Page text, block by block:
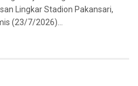
Lingkar Stadion Pakansari,
(23/7/2026)...